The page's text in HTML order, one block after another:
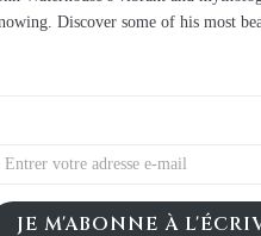
Discover some of his most
JE M'ABONNE À